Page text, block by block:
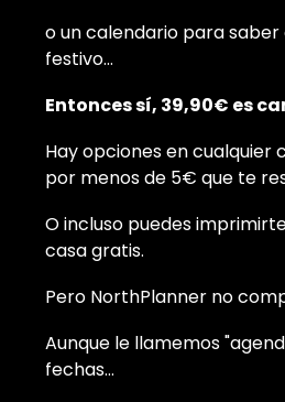
o un calendario para
festivo…
Entonces sí, 39,90€ es
Hay opciones en
por menos de 5€ que te
O incluso puedes
casa gratis.
Pero NorthPlanner no
Aunque le llamemos
fechas…